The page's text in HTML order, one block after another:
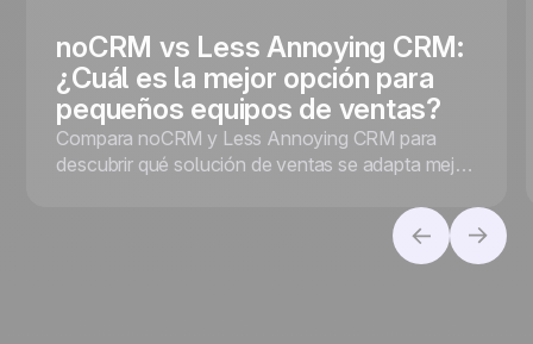
noCRM vs Less Annoying CRM:
¿Cuál es la mejor opción para
pequeños equipos de ventas?
Compara noCRM y Less Annoying CRM para
descubrir qué solución de ventas se adapta mejor